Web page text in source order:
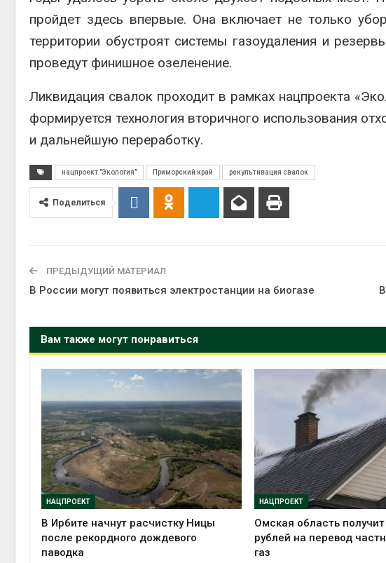
пройдет здесь впервые. Она включает не только
территории обустроят системы газоудаления и
проведут финишное озеленение.
Ликвидация свалок проходит в рамках нацпроекта
формируется технология вторичного использования
и дальнейшую переработку.
нацпроект "Экология" Приморский край рекультивация свалок
Поделиться
ПРЕДЫДУЩИЙ МАТЕРИАЛ
В России могут появиться электростанции на биогазе
Вам также могут понравиться
НАЦПРОЕКТ
В Ирбите начнут расчистку Ницы
после рекордного дождевого
паводка
НАЦПРОЕКТ
Омская область
рублей на перевод
газ